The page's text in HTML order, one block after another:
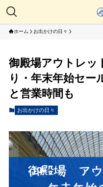
ホーム お出かけの日々
御殿場アウトレッ
り・年末年始セー
と営業時間も
お出かけの日々